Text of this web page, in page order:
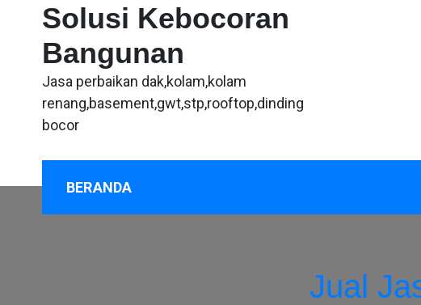
Solusi Kebocoran
Bangunan
Jasa perbaikan dak,kolam,kolam
renang,basement,gwt,stp,rooftop,dinding
bocor
BERANDA
Jual